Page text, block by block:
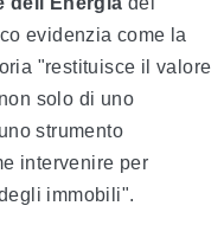
evidenzia come la
"restituisce il valore
solo di uno
strumento
intervenire per
immobili".